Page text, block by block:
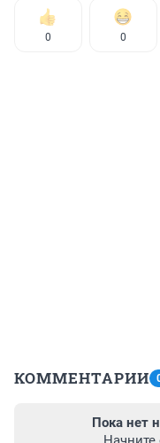
0 0
КОММЕНТАРИИ
Пока нет